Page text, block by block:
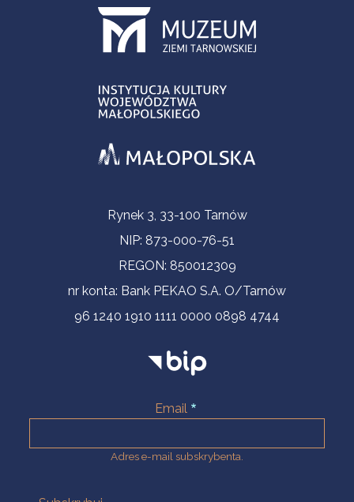
Informacje kontaktoweRynek 3, 33-100 Tarnów
NIP: 873-000-76-51
REGON: 850012309
nr konta: Bank PEKAO S.A. O/Tarnów
96 1240 1910 1111 0000 0898 4744
Email
Adres e-mail subskrybenta.